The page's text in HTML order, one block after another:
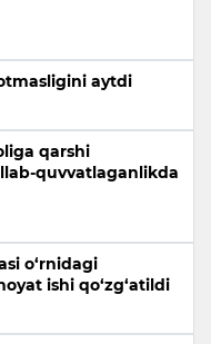
aytdi
qarshi
quvvatlaganlikda
o‘rnidagi
ishi qo‘zg‘atildi